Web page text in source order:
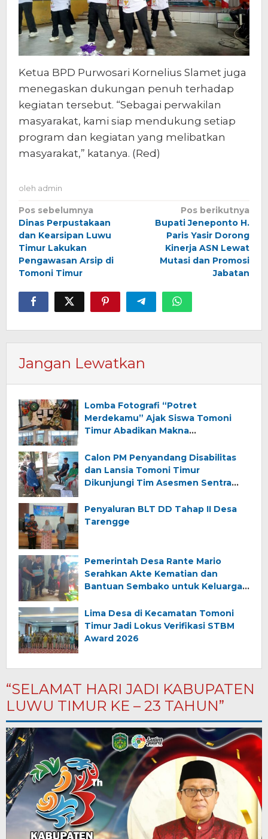
Ketua BPD Purwosari Kornelius Slamet juga
menegaskan dukungan penuh terhadap
kegiatan tersebut. “Sebagai perwakilan
masyarakat, kami siap mendukung setiap
program dan kegiatan yang melibatkan
masyarakat,” katanya. (Red)
oleh admin
Navigasi
pos
Pos sebelumnya
Dinas Perpustakaan
dan Kearsipan Luwu
Timur Lakukan
Pengawasan Arsip di
Tomoni Timur
Pos berikutnya
Bupati Jeneponto H.
Paris Yasir Dorong
Kinerja ASN Lewat
Mutasi dan Promosi
Jabatan
Jangan Lewatkan
Lomba Fotografi “Potret
Merdekamu” Ajak Siswa Tomoni
Timur Abadikan Makna
Calon PM Penyandang Disabilitas
dan Lansia Tomoni Timur
Dikunjungi Tim Asesmen Sentra
Penyaluran BLT DD Tahap II Desa
Tarengge
Pemerintah Desa Rante Mario
Serahkan Akte Kematian dan
Bantuan Sembako untuk Keluarga
Lima Desa di Kecamatan Tomoni
Timur Jadi Lokus Verifikasi STBM
Award 2026
“SELAMAT HARI JADI KABUPATEN
LUWU TIMUR KE – 23 TAHUN”